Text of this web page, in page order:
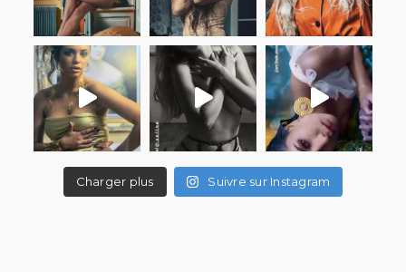
Charger plus Suivre sur Instagram